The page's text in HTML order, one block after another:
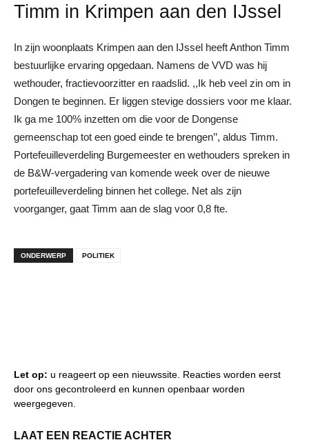
Timm in Krimpen aan den IJssel
In zijn woonplaats Krimpen aan den IJssel heeft Anthon Timm
bestuurlijke ervaring opgedaan. Namens de VVD was hij
wethouder, fractievoorzitter en raadslid. ,,Ik heb veel zin om in
Dongen te beginnen. Er liggen stevige dossiers voor me klaar.
Ik ga me 100% inzetten om die voor de Dongense
gemeenschap tot een goed einde te brengen’’, aldus Timm.
Portefeuilleverdeling Burgemeester en wethouders spreken in
de B&W-vergadering van komende week over de nieuwe
portefeuilleverdeling binnen het college. Net als zijn
voorganger, gaat Timm aan de slag voor 0,8 fte.
ONDERWERP POLITIEK
Let op: u reageert op een nieuwssite. Reacties worden eerst
door ons gecontroleerd en kunnen openbaar worden
weergegeven.
LAAT EEN REACTIE ACHTER